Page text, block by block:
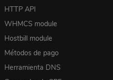
HTTP API
WHMCS module
Hostbill module
Métodos de pago
Herramienta DNS